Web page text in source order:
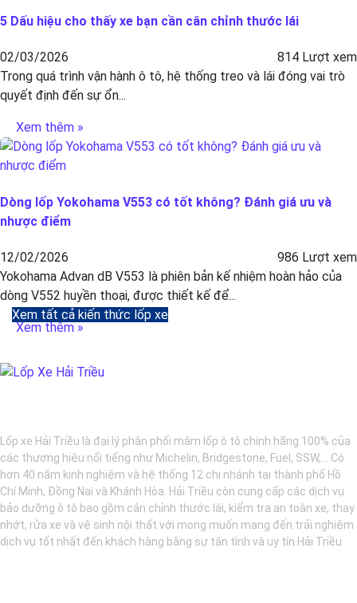
5 Dấu hiệu cho thấy xe bạn cần cân chỉnh thước lái
02/03/2026
814 Lượt xem
Trong quá trình vận hành ô tô, hệ thống treo và lái đóng vai trò
quyết định đến sự ổn...
Xem thêm »
Dòng lốp Yokohama V553 có tốt không? Đánh giá ưu và
nhược điểm
12/02/2026
986 Lượt xem
Yokohama Advan dB V553 là phiên bản kế nhiệm hoàn hảo của
dòng V552 huyền thoại, được thiết kế để...
Xem thêm »
Xem tất cả kiến thức lốp xe
Lốp xe Hải Triều là đại lý phân phối mâm lốp ô tô chính hãng 100% của
các thương hiệu nổi tiếng như Michelin, Bridgestone, Fuel, SSW,... Có
hơn 40 năm kinh nghiệm và hệ thống 12 chi nhánh tại thành phố Hồ
Chí Minh, Đồng Nai và Khánh Hòa. Hải Triều còn cung cấp các dịch vụ
bảo dưỡng ô tô bao gồm cân chỉnh thước lái, kiểm tra an toàn xe, thay
nhớt, rửa xe và vệ sinh nội thất với mong muốn mang đến trải nghiệm
dịch vụ tốt nhất đến khách hàng bằng sự tận tình và uy tín Hải Triều